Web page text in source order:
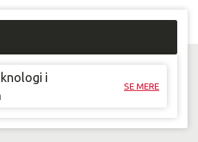
i
SE MERE